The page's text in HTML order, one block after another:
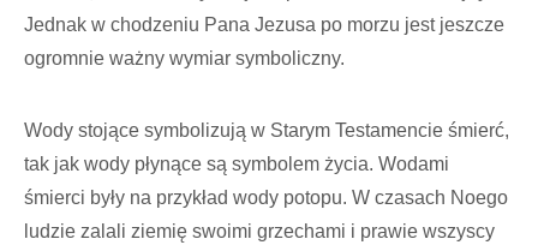
Jednak w chodzeniu Pana Jezusa po morzu jest jeszcze
ogromnie ważny wymiar symboliczny.
Wody stojące symbolizują w Starym Testamencie śmierć,
tak jak wody płynące są symbolem życia. Wodami
śmierci były na przykład wody potopu. W czasach Noego
ludzie zalali ziemię swoimi grzechami i prawie wszyscy